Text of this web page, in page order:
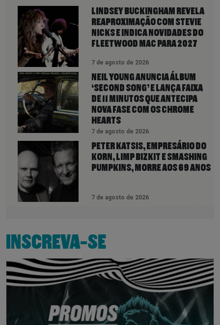
LINDSEY BUCKINGHAM REVELA
REAPROXIMAÇÃO COM STEVIE
NICKS E INDICA NOVIDADES DO
FLEETWOOD MAC PARA 2027
7 de agosto de 2026
NEIL YOUNG ANUNCIA ÁLBUM
‘SECOND SONG’ E LANÇA FAIXA
DE 11 MINUTOS QUE ANTECIPA
NOVA FASE COM OS CHROME
HEARTS
7 de agosto de 2026
PETER KATSIS, EMPRESÁRIO DO
KORN, LIMP BIZKIT E SMASHING
PUMPKINS, MORRE AOS 69 ANOS
7 de agosto de 2026
INSCREVA-SE